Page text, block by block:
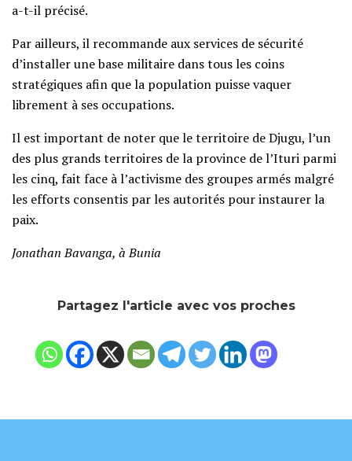
a-t-il précisé.
Par ailleurs, il recommande aux services de sécurité
d’installer une base militaire dans tous les coins
stratégiques afin que la population puisse vaquer
librement à ses occupations.
Il est important de noter que le territoire de Djugu, l’un
des plus grands territoires de la province de l’Ituri parmi
les cinq, fait face à l’activisme des groupes armés malgré
les efforts consentis par les autorités pour instaurer la
paix.
Jonathan Bavanga, à Bunia
Partagez l'article avec vos proches